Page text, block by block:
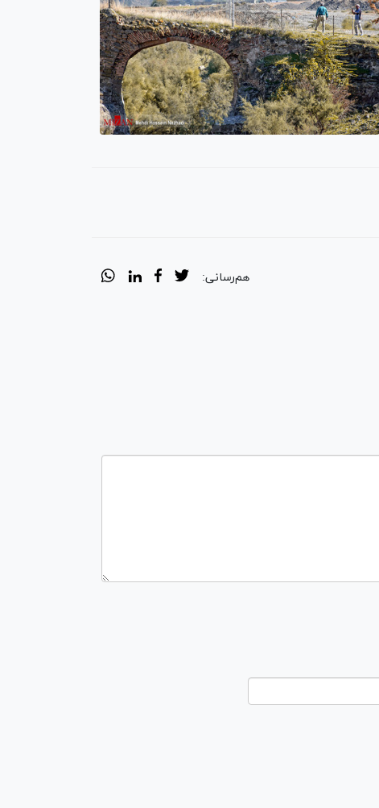
هم‌رسانی: